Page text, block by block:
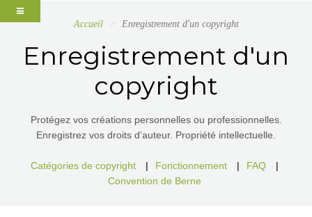
Accueil Enregistrement d'un copyright
Enregistrement d'un
copyright
Protégez vos créations personnelles ou professionnelles.
Enregistrez vos droits d’auteur. Propriété intellectuelle.
Catégories de copyright | Fonctionnement | FAQ
|
Convention de Berne